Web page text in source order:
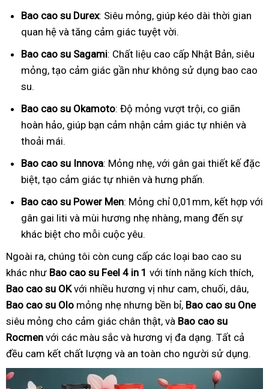
Bao cao su Durex: Siêu mỏng, giúp kéo dài thời gian
quan hệ và tăng cảm giác tuyệt vời.
Bao cao su Sagami: Chất liệu cao cấp Nhật Bản, siêu
mỏng, tạo cảm giác gần như không sử dụng bao cao
su.
Bao cao su Okamoto: Độ mỏng vượt trội, co giãn
hoàn hảo, giúp bạn cảm nhận cảm giác tự nhiên và
thoải mái.
Bao cao su Innova: Mỏng nhẹ, với gân gai thiết kế đặc
biệt, tạo cảm giác tự nhiên và hưng phấn.
Bao cao su Power Men: Mỏng chỉ 0,01mm, kết hợp với
gân gai liti và mùi hương nhẹ nhàng, mang đến sự
khác biệt cho mỗi cuộc yêu.
Ngoài ra, chúng tôi còn cung cấp các loại bao cao su
khác như Bao cao su Feel 4 in 1 với tính năng kích thích,
Bao cao su OKvới nhiều hương vị như cam, chuối, dâu,
Bao cao su Olo mỏng nhẹ nhưng bền bỉ, Bao cao su One
siêu mỏng cho cảm giác chân thật, và Bao cao su
Rocmen với các màu sắc và hương vị đa dạng. Tất cả
đều cam kết chất lượng và an toàn cho người sử dụng.